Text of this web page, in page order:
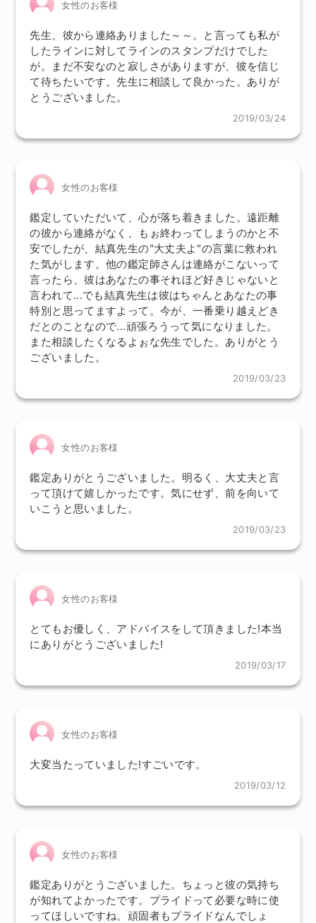
女性のお客様
先生、彼から連絡ありました～～。と言っても私が
したラインに対してラインのスタンプだけでした
が。まだ不安なのと寂しさがありますが、彼を信じ
て待ちたいです。先生に相談して良かった。ありが
とうございました。
2019/03/24
女性のお客様
鑑定していただいて、心が落ち着きました。遠距離
の彼から連絡がなく、もぉ終わってしまうのかと不
安でしたが、結真先生の"大丈夫よ"の言葉に救われ
た気がします。他の鑑定師さんは連絡がこないって
言ったら、彼はあなたの事それほど好きじゃないと
言われて...でも結真先生は彼はちゃんとあなたの事
特別と思ってますよって。今が、一番乗り越えどき
だとのことなので...頑張ろうって気になりました。
また相談したくなるよぉな先生でした。ありがとう
ございました。
2019/03/23
女性のお客様
鑑定ありがとうございました。明るく、大丈夫と言
って頂けて嬉しかったです。気にせず、前を向いて
いこうと思いました。
2019/03/23
女性のお客様
とてもお優しく、アドバイスをして頂きました!本当
にありがとうございました!
2019/03/17
女性のお客様
大変当たっていました!すごいです。
2019/03/12
女性のお客様
鑑定ありがとうございました。ちょっと彼の気持ち
が知れてよかったです。プライドって必要な時に使
ってほしいですね。頑固者もプライドなんでしょ